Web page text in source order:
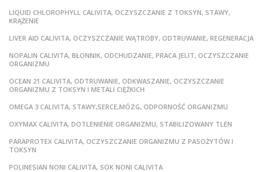
LIQUID CHLOROPHYLL CALIVITA, OCZYSZCZANIE Z TOKSYN, STAWY,
KRĄŻENIE
LIVER AID CALIVITA, OCZYSZCZANIE WĄTROBY, ODTRUWANIE, REGENERACJA
NOPALIN CALIVITA, BŁONNIK, ODCHUDZANIE, PRACA JELIT, OCZYSZCZANIE
ORGANIZMU
OCEAN 21 CALIVITA, ODTRUWANIE, ODKWASZANIE, OCZYSZCZANIE
ORGANIZMU Z TOKSYN I METALI CIĘŻKICH
OMEGA 3 CALIVITA, STAWY,SERCE,MÓZG, ODPORNOŚĆ ORGANIZMU
OXYMAX CALIVITA, DOTLENIENIE ORGANIZMU, STABILIZOWANY TLEN
PARAPROTEX CALIVITA, OCZYSZCZANIE ORGANIZMU Z PASOŻYTÓW I
TOKSYN
POLINESIAN NONI CALIVITA, SOK NONI CALIVITA